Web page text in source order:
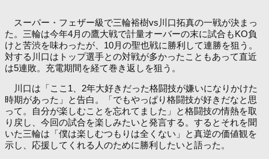
スーパー・フェザー級で三輪裕樹vs川口拓真の一戦が決まっ
た。三輪は今年4月の鷹大戦で計量オーバーの末に試合もKO負
けと苦渋を味わったが、10月の聖也戦に勝利して連勝を狙う。
対する川口はトップ選手との対戦が多かったこともあって直近
は5連敗。充電期間を経て巻き返しを狙う。
川口は「ここ1、2年大好きだった格闘技が嫌いになりかけた
時期があった」と告白。「でもやっぱり格闘技が好きだなと思
って。自分が楽しむことを忘れてました」と格闘技の情熱を取
り戻し、今回の試合を楽しみたいと発言する。するとそれを聞
いた三輪は「僕は楽しむつもりは全くない」と真逆の価値観を
示し、応援してくれる人のために勝利したいと語った。